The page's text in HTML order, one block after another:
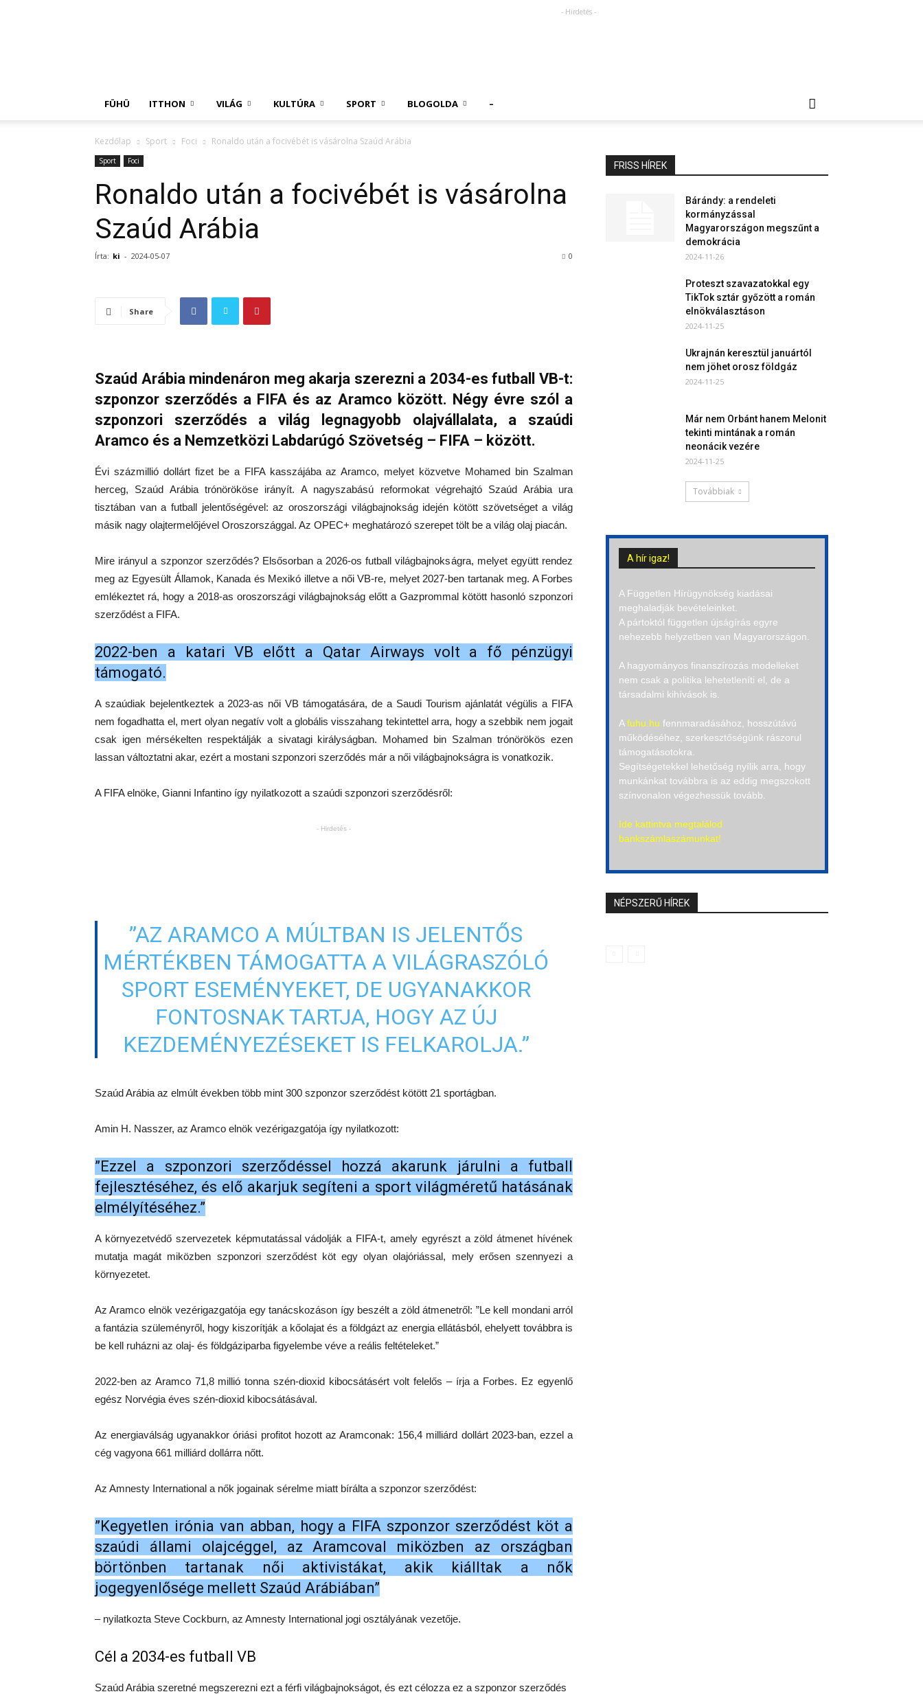
- Hirdetés -
FÜHÜ ITTHON VILÁG KULTÚRA SPORT BLOGOLDA –
Kezdőlap Sport Foci Ronaldo után a focivébét is vásárolna Szaúd Arábia
Sport Foci
Ronaldo után a focivébét is vásárolna
Szaúd Arábia
Írta: ki - 2024-05-07 0
Share
Szaúd Arábia mindenáron meg akarja szerezni a 2034-es futball VB-t:
szponzor szerződés a FIFA és az Aramco között. Négy évre szól a
szponzori szerződés a világ legnagyobb olajvállalata, a szaúdi
Aramco és a Nemzetközi Labdarúgó Szövetség – FIFA – között.
Évi százmillió dollárt fizet be a FIFA kasszájába az Aramco, melyet közvetve Mohamed bin Szalman
herceg, Szaúd Arábia trónörököse irányít. A nagyszabású reformokat végrehajtó Szaúd Arábia ura
tisztában van a futball jelentőségével: az oroszországi világbajnokság idején kötött szövetséget a világ
másik nagy olajtermelőjével Oroszországgal. Az OPEC+ meghatározó szerepet tölt be a világ olaj piacán.
Mire irányul a szponzor szerződés? Elsősorban a 2026-os futball világbajnokságra, melyet együtt rendez
meg az Egyesült Államok, Kanada és Mexikó illetve a női VB-re, melyet 2027-ben tartanak meg. A Forbes
emlékeztet rá, hogy a 2018-as oroszországi világbajnokság előtt a Gazprommal kötött hasonló szponzori
szerződést a FIFA.
2022-ben a katari VB előtt a Qatar Airways volt a fő pénzügyi
támogató.
A szaúdiak bejelentkeztek a 2023-as női VB támogatására, de a Saudi Tourism ajánlatát végülis a FIFA
nem fogadhatta el, mert olyan negatív volt a globális visszahang tekintettel arra, hogy a szebbik nem jogait
csak igen mérsékelten respektálják a sivatagi királyságban. Mohamed bin Szalman trónörökös ezen
lassan változtatni akar, ezért a mostani szponzori szerződés már a női világbajnokságra is vonatkozik.
A FIFA elnöke, Gianni Infantino így nyilatkozott a szaúdi szponzori szerződésről:
- Hirdetés -
”AZ ARAMCO A MÚLTBAN IS JELENTŐS
MÉRTÉKBEN TÁMOGATTA A VILÁGRASZÓLÓ
SPORT ESEMÉNYEKET, DE UGYANAKKOR
FONTOSNAK TARTJA, HOGY AZ ÚJ
KEZDEMÉNYEZÉSEKET IS FELKAROLJA.”
Szaúd Arábia az elmúlt években több mint 300 szponzor szerződést kötött 21 sportágban.
Amin H. Nasszer, az Aramco elnök vezérigazgatója így nyilatkozott:
”Ezzel a szponzori szerződéssel hozzá akarunk járulni a futball
fejlesztéséhez, és elő akarjuk segíteni a sport világméretű hatásának
elmélyítéséhez.”
A környezetvédő szervezetek képmutatással vádolják a FIFA-t, amely egyrészt a zöld átmenet hívének
mutatja magát miközben szponzori szerződést köt egy olyan olajóriással, mely erősen szennyezi a
környezetet.
Az Aramco elnök vezérigazgatója egy tanácskozáson így beszélt a zöld átmenetről: ”Le kell mondani arról
a fantázia szüleményről, hogy kiszorítják a kőolajat és a földgázt az energia ellátásból, ehelyett továbbra is
be kell ruházni az olaj- és földgáziparba figyelembe véve a reális feltételeket.”
2022-ben az Aramco 71,8 millió tonna szén-dioxid kibocsátásért volt felelős – írja a Forbes. Ez egyenlő
egész Norvégia éves szén-dioxid kibocsátásával.
Az energiaválság ugyanakkor óriási profitot hozott az Aramconak: 156,4 milliárd dollárt 2023-ban, ezzel a
cég vagyona 661 milliárd dollárra nőtt.
Az Amnesty International a nők jogainak sérelme miatt bírálta a szponzor szerződést:
”Kegyetlen irónia van abban, hogy a FIFA szponzor szerződést köt a
szaúdi állami olajcéggel, az Aramcoval miközben az országban
börtönben tartanak női aktivistákat, akik kiálltak a nők
jogegyenlősége mellett Szaúd Arábiában”
– nyilatkozta Steve Cockburn, az Amnesty International jogi osztályának vezetője.
Cél a 2034-es futball VB
Szaúd Arábia szeretné megszerezni ezt a férfi világbajnokságot, és ezt célozza ez a szponzor szerződés
FRISS HÍREK
Bárándy: a rendeleti
kormányzással
Magyarországon megszűnt a
demokrácia
2024-11-26
Proteszt szavazatokkal egy
TikTok sztár győzött a román
elnökválasztáson
2024-11-25
Ukrajnán keresztül januártól
nem jöhet orosz földgáz
2024-11-25
Már nem Orbánt hanem Melonit
tekinti mintának a román
neonácik vezére
2024-11-25
Továbbiak
A hír igaz!
A Független Hírügynökség kiadásai
meghaladják bevételeinket.
A pártoktól független újságírás egyre
nehezebb helyzetben van Magyarországon.
A hagyományos finanszírozás modelleket
nem csak a politika lehetetleníti el, de a
társadalmi kihívások is.
Afuhu.hu fennmaradásához, hosszútávú
működéséhez, szerkesztőségünk rászorul
támogatásotokra.
Segítségetekkel lehetőség nyílik arra, hogy
munkánkat továbbra is az eddig megszokott
színvonalon végezhessük tovább.
Ide kattintva megtalálod
bankszámlaszámunkat!
NÉPSZERŰ HÍREK